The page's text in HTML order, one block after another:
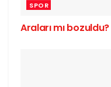
SPOR
Araları mı bozuldu?